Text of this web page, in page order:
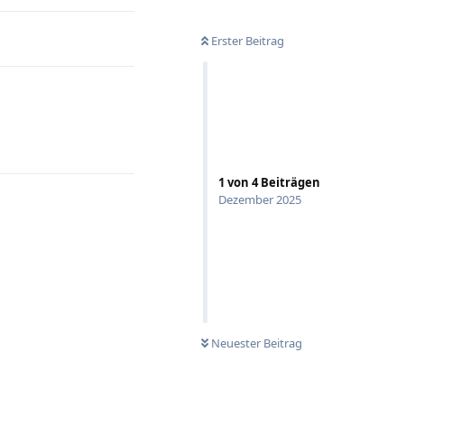
Erster Beitrag
1 von 4Beiträgen
Dezember 2025
Neuester Beitrag